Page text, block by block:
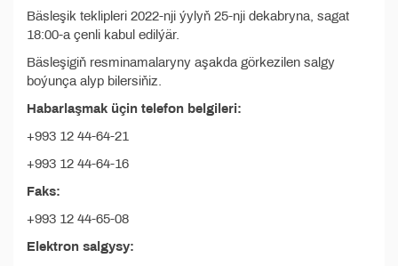
Bäsleşik teklipleri 2022-nji ýylyň 25-nji dekabryna, sagat
18:00-a çenli kabul edilýär.
Bäsleşigiň resminamalaryny aşakda görkezilen salgy
boýunça alyp bilersiňiz.
Habarlaşmak üçin telefon belgileri:
+993 12 44-64-21
+993 12 44-64-16
Faks:
+993 12 44-65-08
Elektron salgysy: